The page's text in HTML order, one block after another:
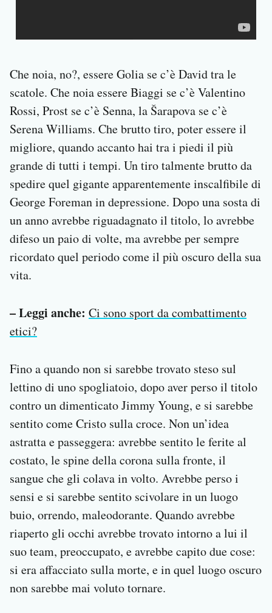
Che noia, no?, essere Golia se c’è David tra le
scatole. Che noia essere Biaggi se c’è Valentino
Rossi, Prost se c’è Senna, la Šarapova se c’è
Serena Williams. Che brutto tiro, poter essere il
migliore, quando accanto hai tra i piedi il più
grande di tutti i tempi. Un tiro talmente brutto da
spedire quel gigante apparentemente inscalfibile di
George Foreman in depressione. Dopo una sosta di
un anno avrebbe riguadagnato il titolo, lo avrebbe
difeso un paio di volte, ma avrebbe per sempre
ricordato quel periodo come il più oscuro della sua
vita.
– Leggi anche: Ci sono sport da combattimento
etici?
Fino a quando non si sarebbe trovato steso sul
lettino di uno spogliatoio, dopo aver perso il titolo
contro un dimenticato Jimmy Young, e si sarebbe
sentito come Cristo sulla croce. Non un’idea
astratta e passeggera: avrebbe sentito le ferite al
costato, le spine della corona sulla fronte, il
sangue che gli colava in volto. Avrebbe perso i
sensi e si sarebbe sentito scivolare in un luogo
buio, orrendo, maleodorante. Quando avrebbe
riaperto gli occhi avrebbe trovato intorno a lui il
suo team, preoccupato, e avrebbe capito due cose:
si era affacciato sulla morte, e in quel luogo oscuro
non sarebbe mai voluto tornare.